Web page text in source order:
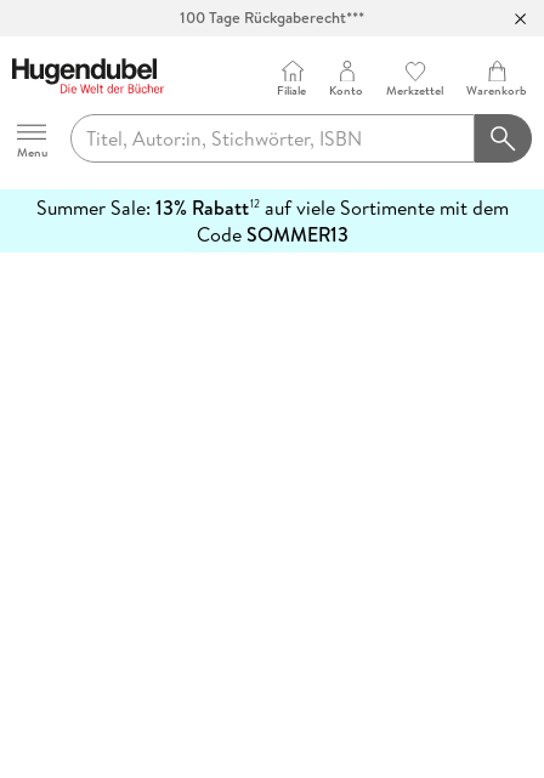
100 Tage Rückgaberecht***
Hugendubel
Menu
Filiale Konto Merkzettel Warenkorb
Summer Sale: 13% Rabatt12auf viele Sortimente mit dem
CodeSOMMER13
erfahren